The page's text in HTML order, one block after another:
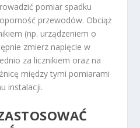
pomiar spadku
przewodów. Obciąż
(np. urządzeniem o
zmierz napięcie w
za licznikiem oraz na
między tymi pomiarami
instalacji.